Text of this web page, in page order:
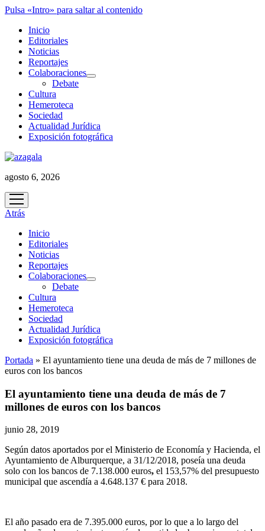
Pulsa «Intro» para saltar al contenido
Inicio
Editoriales
Noticias
Reportajes
Colaboraciones
abrir
Debate
Cultura
Hemeroteca
Sociedad
Actualidad Jurídica
Exposición fotográfica
agosto 6, 2026
abrir
menú
Atrás
Inicio
Editoriales
Noticias
Reportajes
Colaboraciones
abrir
Debate
Cultura
Hemeroteca
Sociedad
Actualidad Jurídica
Exposición fotográfica
Portada » El ayuntamiento tiene una deuda de más de 7 millones de
euros con los bancos
El ayuntamiento tiene una deuda de más de 7
millones de euros con los bancos
junio 28, 2019
Según datos aportados por el Ministerio de Economía y Hacienda, el
Ayuntamiento de Alburquerque, a 31/12/2018, poseía una deuda
solo con los bancos de 7.138.000 euros, el 153,57% del presupuesto
municipal que ascendía a 4.648.137 € para 2018.
El año pasado era de 7.395.000 euros, por lo que a lo largo del